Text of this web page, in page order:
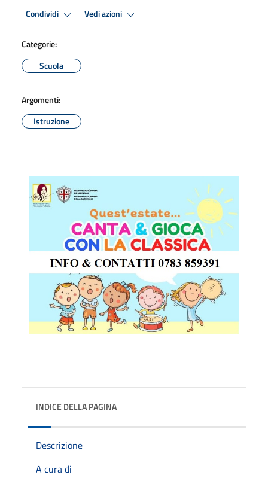
Condividi Vedi azioni
Categorie:
Scuola
Argomenti:
Istruzione
INDICE DELLA PAGINA
Descrizione
A cura di